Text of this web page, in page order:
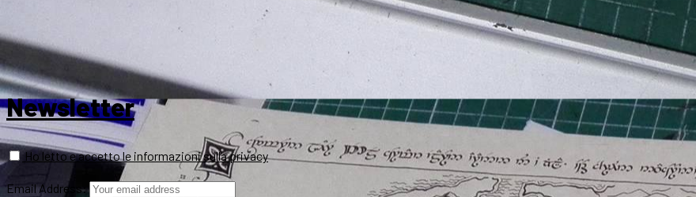
Newsletter
Ho letto e accetto le informazioni sulla privacy
Email Address: